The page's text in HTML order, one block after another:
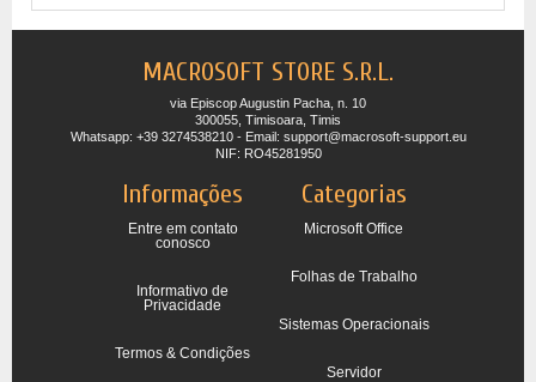
MACROSOFT STORE S.R.L.
via Episcop Augustin Pacha, n. 10
300055, Timisoara, Timis
Whatsapp: +39 3274538210 - Email: support@macrosoft-support.eu
NIF: RO45281950
Informações
Entre em contato
conosco
Informativo de
Privacidade
Termos & Condições
Categorias
Microsoft Office
Folhas de Trabalho
Sistemas Operacionais
Servidor